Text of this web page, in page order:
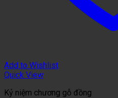
Add to Wishlist
Quick View
Kỷ niệm chương gỗ đồng